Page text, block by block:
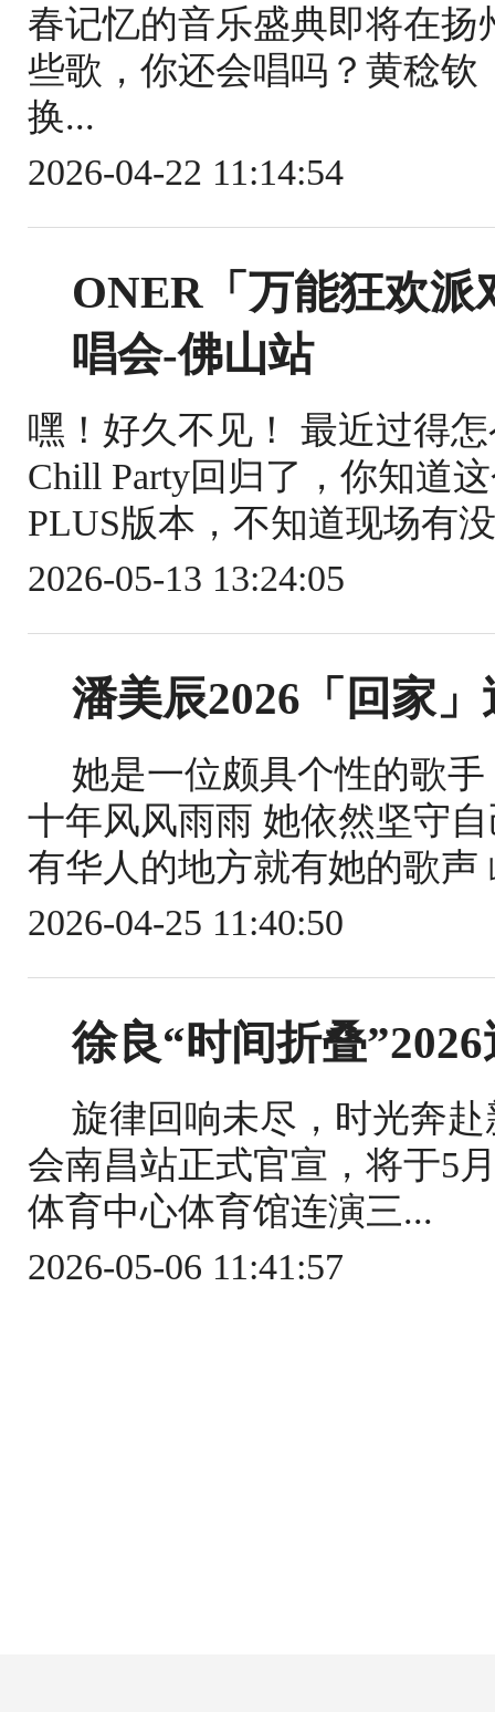
春记忆的音乐盛典即将在
些歌，你还会唱吗？黄稔
换...
2026-04-22 11:14:54
ONER「万能狂欢
唱会-佛山站
嘿！好久不见！ 最近过得
Chill Party回归了，你知道
PLUS版本，不知道现场有
2026-05-13 13:24:05
潘美辰2026「回家
她是一位颇具个性的歌
十年风风雨雨 她依然坚守
有华人的地方就有她的歌
2026-04-25 11:40:50
徐良“时间折叠
旋律回响未尽，时光奔
会南昌站正式官宣，将于5
体育中心体育馆连演三...
2026-05-06 11:41:57